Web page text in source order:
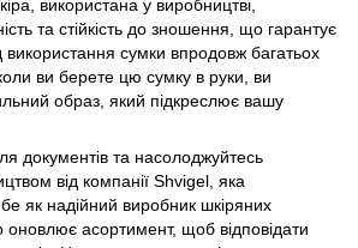
використана у виробництві,
та стійкість до зношення, що гарантує
використання сумки впродовж багатьох
ви берете цю сумку в руки, ви
образ, який підкреслює вашу
документів та насолоджуйтесь
від компанії Shvigel, яка
як надійний виробник шкіряних
оновлює асортимент, щоб відповідати